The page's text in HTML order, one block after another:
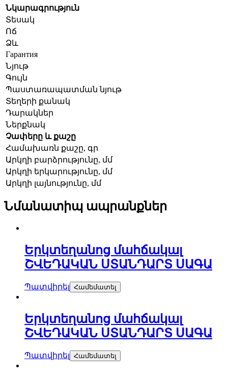
Նկարագրություն
Տեսակ
Ոճ
Ձև
Гарантия
Նյութ
Գույն
Պաստառապատման նյութ
Տեղերի քանակ
Դարակներ
Ներքնակ
Չափերը և քաշը
Համախառն քաշը, գր
Արկղի բարձրությունը, մմ
Արկղի երկարությունը, մմ
Արկղի լայնությունը, մմ
Նմանատիպ ապրանքներ
Երկտեղանոց մահճակալ
ՇՎԵԴԱԿԱՆ ՍՏԱՆԴԱՐՏ ՍԱԳԱ
Պատվիրել Համեմատել
Երկտեղանոց մահճակալ
ՇՎԵԴԱԿԱՆ ՍՏԱՆԴԱՐՏ ՍԱԳԱ
Պատվիրել Համեմատել